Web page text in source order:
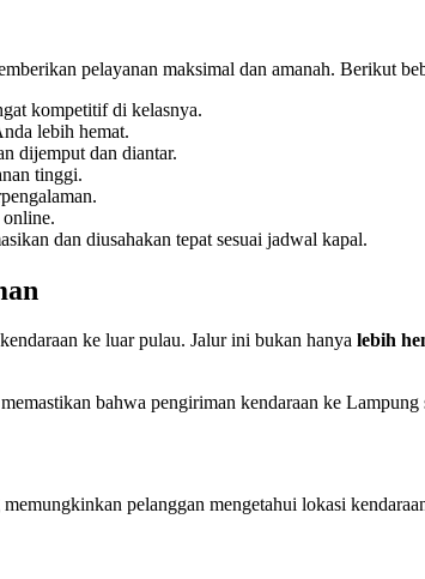
pelayanan maksimal dan amanah. Berikut
kompetitif di kelasnya.
lebih hemat.
dijemput dan diantar.
tinggi.
online.
dan diusahakan tepat sesuai jadwal kapal.
ke luar pulau. Jalur ini bukan hanya lebih
bahwa pengiriman kendaraan ke
memungkinkan pelanggan mengetahui lokasi